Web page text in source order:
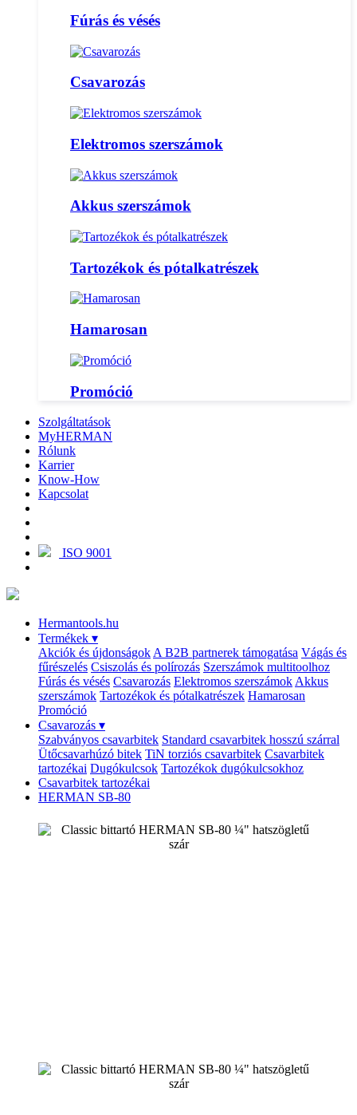
Fúrás és vésés
Csavarozás
Elektromos szerszámok
Akkus szerszámok
Tartozékok és pótalkatrészek
Hamarosan
Promóció
Szolgáltatások
MyHERMAN
Rólunk
Karrier
Know-How
Kapcsolat
ISO 9001
Hermantools.hu
Termékek ▾
Akciók és újdonságok A B2B partnerek támogatása Vágás és
fűrészelés Csiszolás és polírozás Szerszámok multitoolhoz
Fúrás és vésés Csavarozás Elektromos szerszámok Akkus
szerszámok Tartozékok és pótalkatrészek Hamarosan
Promóció
Csavarozás ▾
Szabványos csavarbitek Standard csavarbitek hosszú szárral
Ütőcsavarhúzó bitek TiN torziós csavarbitek Csavarbitek
tartozékai Dugókulcsok Tartozékok dugókulcsokhoz
Csavarbitek tartozékai
HERMAN SB-80